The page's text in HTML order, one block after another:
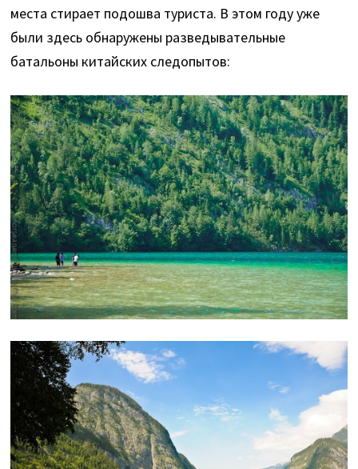
места стирает подошва туриста. В этом году уже
были здесь обнаружены разведывательные
батальоны китайских следопытов: